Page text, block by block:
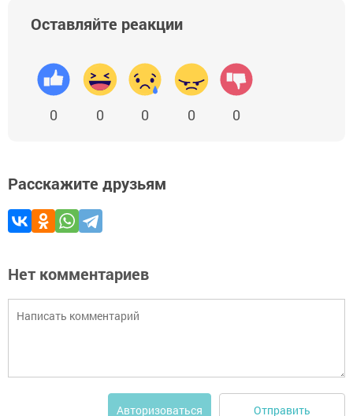
Оставляйте реакции
0 0 0 0 0
Расскажите друзьям
Нет комментариев
Авторизоваться Отправить